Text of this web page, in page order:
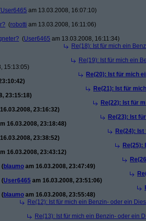
User6465 am 13.03.2008, 16:07:10)
(robotti am 13.03.2008, 16:11:06)
(User6465 am 13.03.2008, 16:11:34)
Re(18): Ist für mich ein
Re(19): Ist für mich ein
15:13:05)
Re(20): Ist für mich
Re(21): Ist für
23:15:18)
Re(22): Ist für
23:16:32)
Re(23): Ist
16.03.2008, 23:18:48)
Re(24):
23:38:52)
Re(25):
16.03.2008, 23:43:12)
(blaumo am 16.03.2008, 23:47:49)
(User6465 am 16.03.2008, 23:51:06)
(blaumo am 16.03.2008, 23:55:48)
Re(12): Ist für mich ein Benzin- oder ein
Re(13): Ist für mich ein Benzin- oder ein